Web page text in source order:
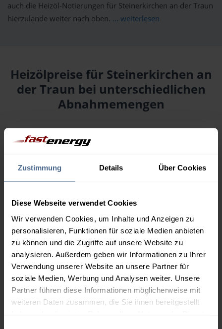
Zustimmung Details Über Cookies
Diese Webseite verwendet Cookies
Wir verwenden Cookies, um Inhalte und Anzeigen zu
personalisieren, Funktionen für soziale Medien anbieten
zu können und die Zugriffe auf unsere Website zu
analysieren. Außerdem geben wir Informationen zu Ihrer
Verwendung unserer Website an unsere Partner für
soziale Medien, Werbung und Analysen weiter. Unsere
Partner führen diese Informationen möglicherweise mit
weiteren Daten zusammen, die Sie ihnen bereitgestellt
auch die Heizöl-Notierungen für Steinerkirchen an der Traun
hierzulande weiter nach oben. ... weiterlesen
Heizölpreise für Steinerkirchen an
der Traun bei unterschiedlichen
Abnahmemengen
1.000 Liter 0,00 €
155,14 €
3.000 Liter
153,34 €
153,34 €
0,00 €
5.000 Liter
151,90 €
151,90 €
0,00 €
Preise für Heizöl in Standardqualität nach Ö-Norm C 1109 in € / 100
Liter inkl. MwSt. und Lieferung bei einer Lieferstelle.